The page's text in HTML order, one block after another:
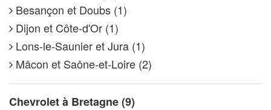
Besançon et Doubs (1)
Dijon et Côte-d'Or (1)
Lons-le-Saunier et Jura (1)
Mâcon et Saône-et-Loire (2)
Chevrolet à Bretagne (9)